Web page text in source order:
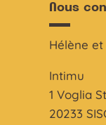
Nous
Hélène
Intimu
1 Voglia
20233